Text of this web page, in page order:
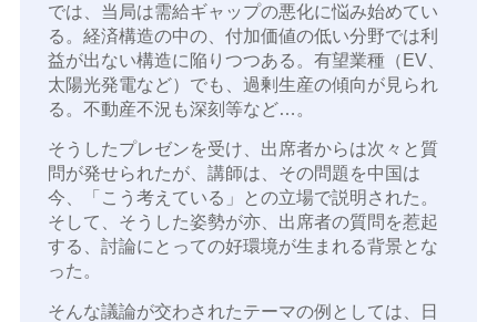
では、当局は需給ギャップの悪化に悩み始めてい
る。経済構造の中の、付加価値の低い分野では利
益が出ない構造に陥りつつある。有望業種（EV、
太陽光発電など）でも、過剰生産の傾向が見られ
る。不動産不況も深刻等など…。
そうしたプレゼンを受け、出席者からは次々と質
問が発せられたが、講師は、その問題を中国は
今、「こう考えている」との立場で説明された。
そして、そうした姿勢が亦、出席者の質問を惹起
する、討論にとっての好環境が生まれる背景とな
った。
そんな議論が交わされたテーマの例としては、日